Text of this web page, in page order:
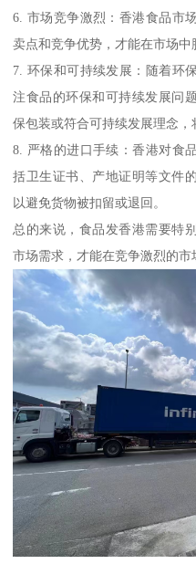
6. 市场竞争激烈：香港食品市
卖点和竞争优势，才能在市场中
7. 环保和可持续发展：随着环
注食品的环保和可持续发展问
保包装或符合可持续发展理念，
8. 严格的进口手续：香港对食
括卫生证书、产地证明等文件
以避免货物被扣留或退回。
总的来说，食品发香港需要特
市场需求，才能在竞争激烈的市